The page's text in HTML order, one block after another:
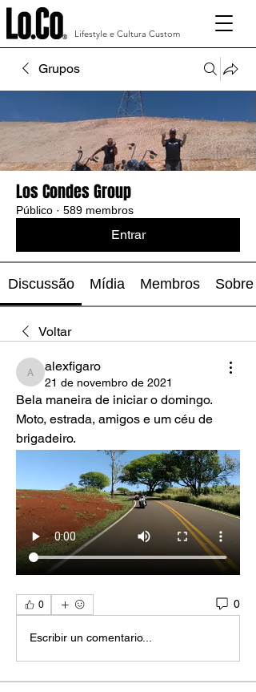
Lifestyle e Cultura Custom
Grupos
Los Condes Group
Público · 589 membros
Entrar
Discussão Mídia Membros Sobre
Voltar
alexfigaro
alexfigaro
21 de novembro de 2021
Bela maneira de iniciar o domingo.
Moto, estrada, amigos e um céu de
brigadeiro.
0 0
Escribir un comentario...